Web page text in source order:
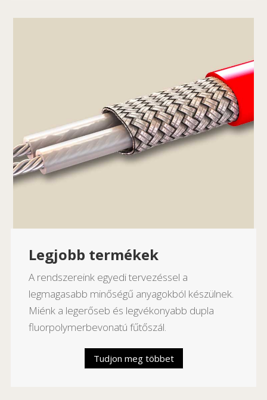
Legjobb termékek
A rendszereink egyedi tervezéssel a
legmagasabb minőségű anyagokból készülnek.
Miénk a legerőseb és legvékonyabb dupla
fluorpolymerbevonatú fűtőszál.
Tudjon meg többet